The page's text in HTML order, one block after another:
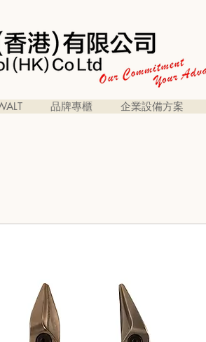
品牌專櫃 企業設備方案